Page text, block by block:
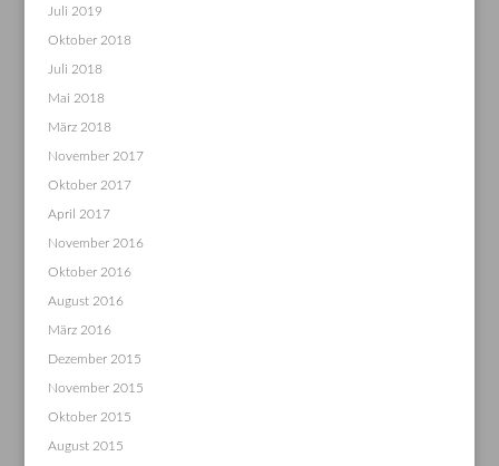
Juli 2019
Oktober 2018
Juli 2018
Mai 2018
März 2018
November 2017
Oktober 2017
April 2017
November 2016
Oktober 2016
August 2016
März 2016
Dezember 2015
November 2015
Oktober 2015
August 2015